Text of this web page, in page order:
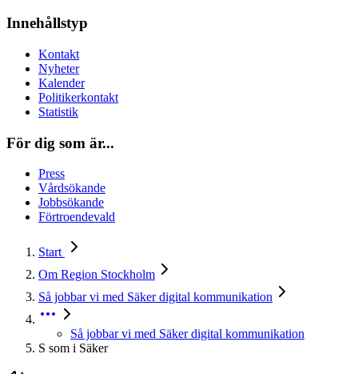
Innehållstyp
Kontakt
Nyheter
Kalender
Politikerkontakt
Statistik
För dig som är...
Press
Vårdsökande
Jobbsökande
Förtroendevald
Start
Om Region Stockholm
Så jobbar vi med Säker digital kommunikation
Så jobbar vi med Säker digital kommunikation
S som i Säker